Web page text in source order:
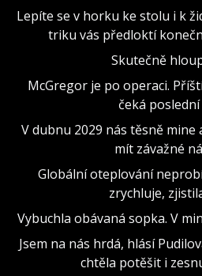
Lepíte se v horku ke stolu i k
triku vás předloktí
Skutečně
McGregor je po operaci.
čeká
V dubnu 2029 nás těsně
mít závažné
Globální oteplování
zrychluje,
Vybuchla obávaná sopka. V
Jsem na nás hrdá, hlásí
chtěla potěšit i